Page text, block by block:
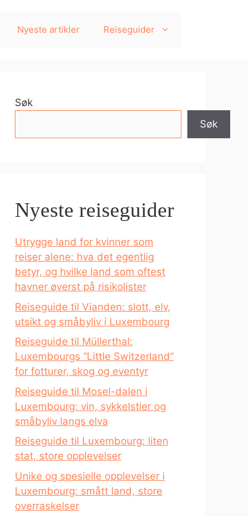
Nyeste artikler Reiseguider
Søk
Søk
Nyeste reiseguider
Utrygge land for kvinner som
reiser alene: hva det egentlig
betyr, og hvilke land som oftest
havner øverst på risikolister
Reiseguide til Vianden: slott, elv,
utsikt og småbyliv i Luxembourg
Reiseguide til Müllerthal:
Luxembourgs “Little Switzerland”
for fotturer, skog og eventyr
Reiseguide til Mosel-dalen i
Luxembourg: vin, sykkelstier og
småbyliv langs elva
Reiseguide til Luxembourg: liten
stat, store opplevelser
Unike og spesielle opplevelser i
Luxembourg: smått land, store
overraskelser